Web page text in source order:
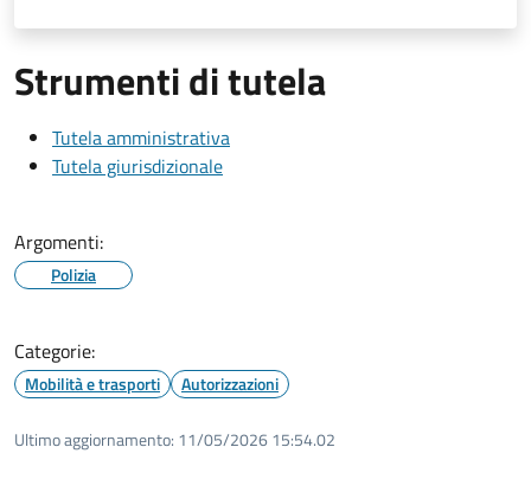
Strumenti di tutela
Tutela amministrativa
Tutela giurisdizionale
Argomenti:
Polizia
Categorie:
Mobilità e trasporti Autorizzazioni
Ultimo aggiornamento: 11/05/2026 15:54.02